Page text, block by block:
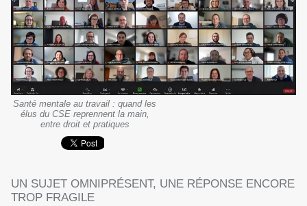
Santé mentale au travail : quand les
élus du CSE reprennent la main,
entre droit et pratiques
UN SUJET OMNIPRÉSENT, UNE RÉPONSE ENCORE
TROP FRAGILE